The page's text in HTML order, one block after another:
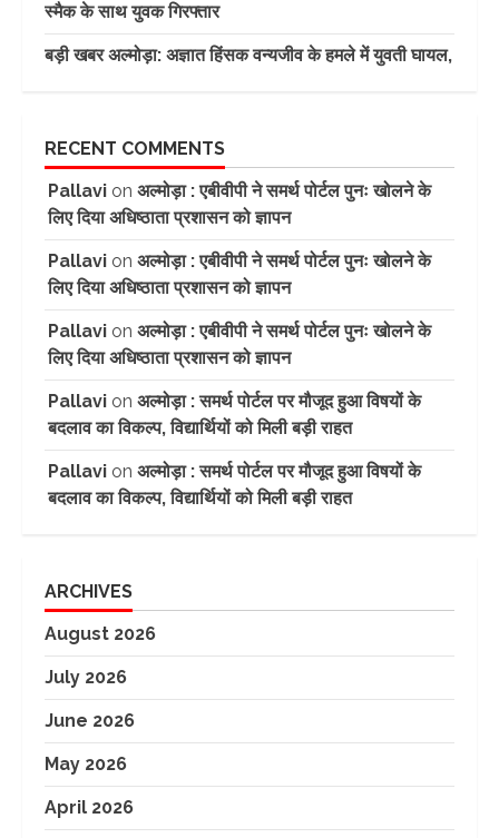
स्मैक के साथ युवक गिरफ्तार
बड़ी खबर अल्मोड़ा: अज्ञात हिंसक वन्यजीव के हमले में युवती घायल,
RECENT COMMENTS
Pallavi on अल्मोड़ा : एबीवीपी ने समर्थ पोर्टल पुनः खोलने के
लिए दिया अधिष्ठाता प्रशासन को ज्ञापन
Pallavi on अल्मोड़ा : एबीवीपी ने समर्थ पोर्टल पुनः खोलने के
लिए दिया अधिष्ठाता प्रशासन को ज्ञापन
Pallavi on अल्मोड़ा : एबीवीपी ने समर्थ पोर्टल पुनः खोलने के
लिए दिया अधिष्ठाता प्रशासन को ज्ञापन
Pallavi on अल्मोड़ा : समर्थ पोर्टल पर मौजूद हुआ विषयों के
बदलाव का विकल्प, विद्यार्थियों को मिली बड़ी राहत
Pallavi on अल्मोड़ा : समर्थ पोर्टल पर मौजूद हुआ विषयों के
बदलाव का विकल्प, विद्यार्थियों को मिली बड़ी राहत
ARCHIVES
August 2026
July 2026
June 2026
May 2026
April 2026